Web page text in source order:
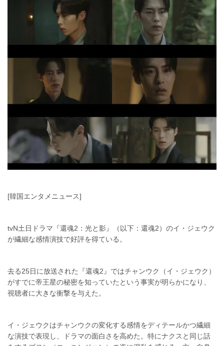
[韓国エンタメニュース]
tvN土日ドラマ『還魂2：光と影』（以下：還魂2）のイ・ジェウク
が繊細な感情演技で好評を得ている。
去る25日に放送された『還魂2』ではチャンウク（イ・ジェウク）
がすでに帝王星の秘密を知っていたという事実が明らかになり、
視聴者に大きな衝撃を与えた。
イ・ジェウクはチャンウクの変化する感情をディテールかつ繊細
な演技で表現し、ドラマの面白さを高めた。特にナクスと同じ話